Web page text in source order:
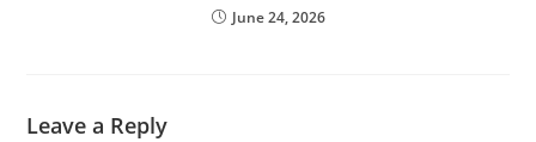
June 24, 2026
Leave a Reply